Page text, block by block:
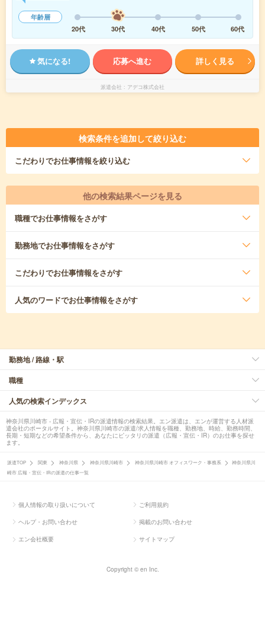
年齢層
20代
30代 40代 50代 60代
気になる! 応募へ進む 詳しく見る
派遣会社 アデコ株式会社
検索条件を追加して絞り込む
こだわりでお仕事情報を絞り込む
他の検索結果ページを見る
職種でお仕事情報をさがす
勤務地でお仕事情報をさがす
こだわりでお仕事情報をさがす
人気のワードでお仕事情報をさがす
勤務地 / 路線・駅
職種
人気の検索インデックス
神奈川県川崎市 - 広報・宣伝・IRの派遣情報の検索結果。エン派遣は、エンが運営する人材派
遣会社のポータルサイト。神奈川県川崎市の派遣/求人情報を職種、勤務地、時給、勤務時間、
長期・短期などの希望条件から、あなたにピッタリの派遣（広報・宣伝・IR）のお仕事を探せ
ます。
派遣TOP 関東 神奈川県 神奈川県川崎市 神奈川県川崎市 オフィスワーク・事務系
神奈川県川
崎市 広報・宣伝・IRの派遣の仕事一覧
個人情報の取り扱いについて ご利用規約
ヘルプ・お問い合わせ 掲載のお問い合わせ
エン会社概要 サイトマップ
Copyright © en Inc.